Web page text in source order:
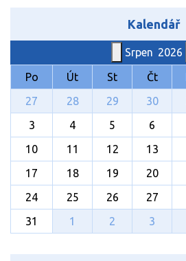
Kalendář
Srpen 2026
Po
Út St Čt
27
28 29 30
3
4 5 6
10
11 12 13
17
18 19 20
24
25 26 27
31
1 2 3